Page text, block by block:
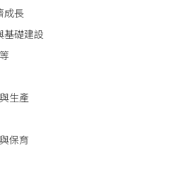
成長
基礎建設
生產
保育